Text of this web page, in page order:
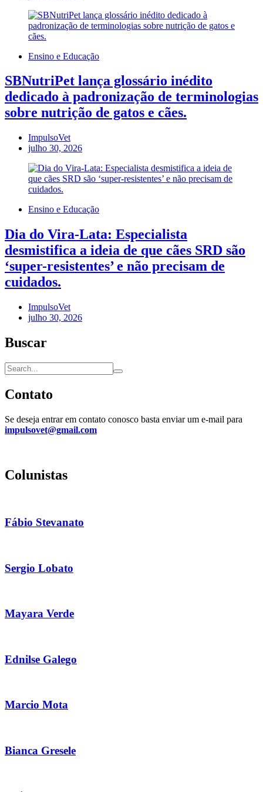
Ensino e Educação
SBNutriPet lança glossário inédito
dedicado à padronização de terminologias
sobre nutrição de gatos e cães.
ImpulsoVet
julho 30, 2026
Ensino e Educação
Dia do Vira-Lata: Especialista
desmistifica a ideia de que cães SRD são
‘super-resistentes’ e não precisam de
cuidados.
ImpulsoVet
julho 30, 2026
Buscar
Contato
Se deseja entrar em contato conosco basta enviar um e-mail para
impulsovet@gmail.com
Colunistas
Fábio Stevanato
Sergio Lobato
Mayara Verde
Ednilse Galego
Marcio Mota
Bianca Gresele